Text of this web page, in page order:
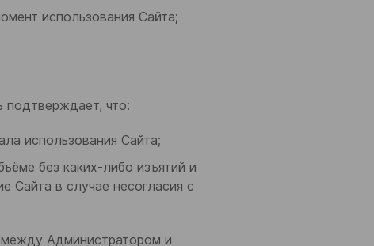
использования Сайта;
подтверждает, что:
использования Сайта;
без каких-либо изъятий и
Сайта в случае несогласия с
между Администратором и